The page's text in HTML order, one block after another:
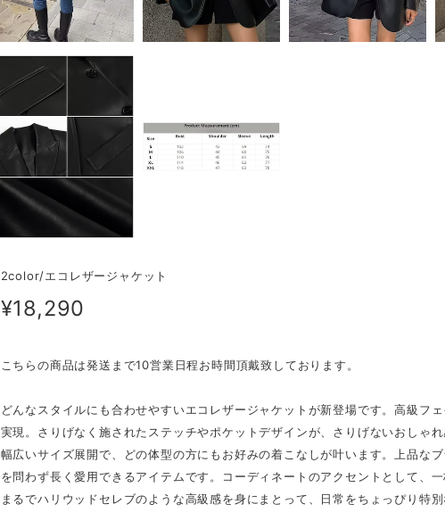
2color/エコレザージャケット
¥18,290
こちらの商品は発送まで10営業日程お時間頂戴致しております。
どんなスタイルにも合わせやすいエコレザージャケットが新登場です。高級フ
実現。さりげなく施されたステッチやポケットデザインが、さりげないおしゃれ
幅広いサイズ展開で、どの体型の方にもお好みの着こなしが叶います。上品な
を問わず長く愛用できるアイテムです。コーディネートのアクセントとして、
まるでハリウッドセレブのような高級感を身にまとって、日常をちょっぴり特